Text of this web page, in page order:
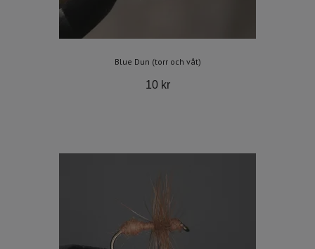
Blue Dun (torr och våt)
10 kr